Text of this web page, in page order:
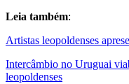
Leia também:
Artistas leopoldenses
Intercâmbio no Uruguai
leopoldenses